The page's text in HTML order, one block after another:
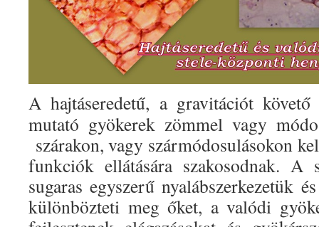
A hajtáseredetű, a gravitációt
mutató gyökerek zömmel vagy
szárakon, vagy szármódosulásokon
funkciók ellátására szakosodnak. A
sugaras egyszerű nyalábszerkezetük
különbözteti meg őket, a valódi